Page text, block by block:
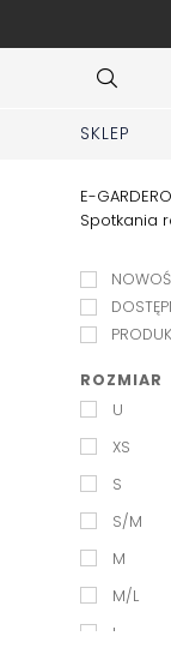
SKLEP
E-
Spotkania
ROZMIAR
U
XS
S
S/M
M
M/L
L